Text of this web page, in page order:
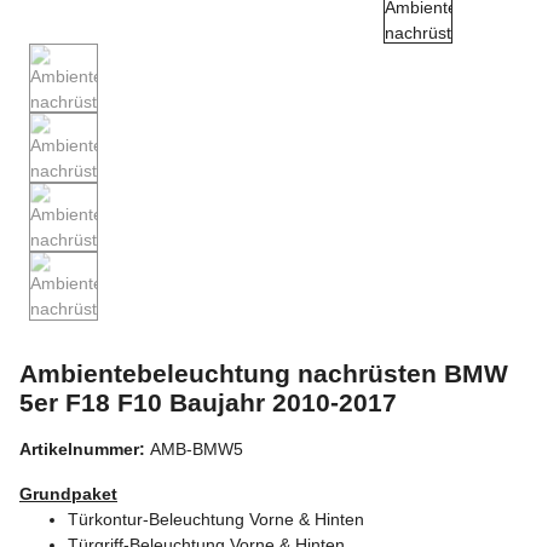
Ambientebeleuchtung nachrüsten BMW
5er F18 F10 Baujahr 2010-2017
Artikelnummer: AMB-BMW5
Grundpaket
Türkontur-Beleuchtung Vorne & Hinten